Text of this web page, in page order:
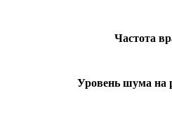
Частота
Уровень шума на